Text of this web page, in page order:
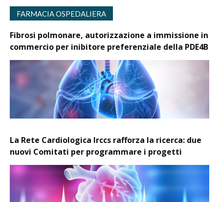
FARMACIA OSPEDALIERA
Fibrosi polmonare, autorizzazione a immissione in
commercio per inibitore preferenziale della PDE4B
La Rete Cardiologica Irccs rafforza la ricerca: due
nuovi Comitati per programmare i progetti